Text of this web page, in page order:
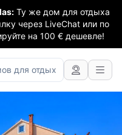
Ту же дом для отдыха
через LiveChat или по
на 100 € дешевле!